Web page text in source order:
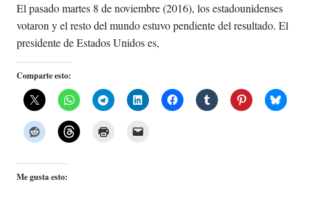
El pasado martes 8 de noviembre (2016), los estadounidenses
votaron y el resto del mundo estuvo pendiente del resultado. El
presidente de Estados Unidos es,
Comparte esto:
Me gusta esto: